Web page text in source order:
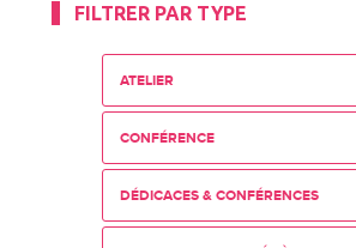
FILTRER PAR TYPE
ATELIER
CONFÉRENCE
DÉDICACES & CONFÉRENCES